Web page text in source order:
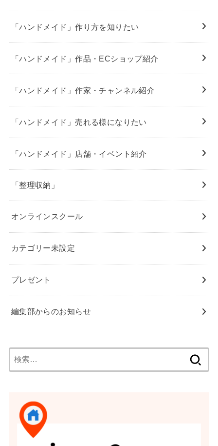
「ハンドメイド」作り方を知りたい
「ハンドメイド」作品・ECショップ紹介
「ハンドメイド」作家・チャンネル紹介
「ハンドメイド」売れる様になりたい
「ハンドメイド」店舗・イベント紹介
「整理収納」
オンラインスクール
カテゴリー未設定
プレゼント
編集部からのお知らせ
索: